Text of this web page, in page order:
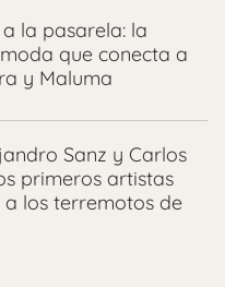
la pasarela: la
que conecta a
y Maluma
Sanz y Carlos
primeros artistas
los terremotos de